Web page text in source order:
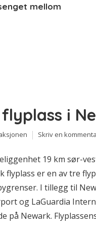
mellom
i
Skriv en
19 km sør-
flyplass er en av tre
I tillegg til
og LaGuardia
på Newark.